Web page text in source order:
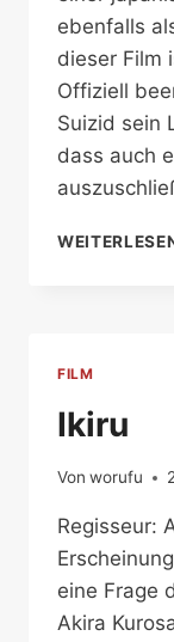
ebenfalls
dieser Film
Offiziell
Suizid sein
dass auch
FILM
Ikiru
Von worufu
Regisseur:
eine Frage
Akira